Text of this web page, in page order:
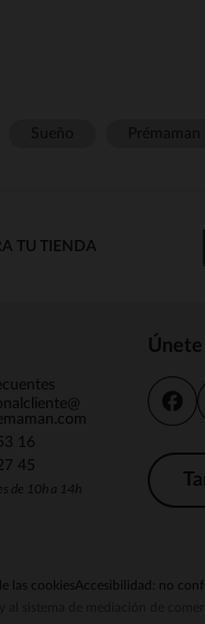
TU TIENDA
16
45
de 10h a 14h
Únete
las cookiesAccesibilidad: no